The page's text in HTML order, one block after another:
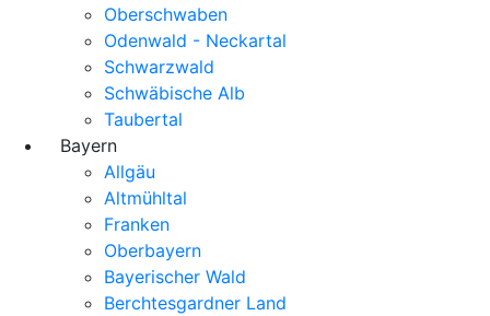
Oberschwaben
Odenwald - Neckartal
Schwarzwald
Schwäbische Alb
Taubertal
Bayern
Allgäu
Altmühltal
Franken
Oberbayern
Bayerischer Wald
Berchtesgardner Land